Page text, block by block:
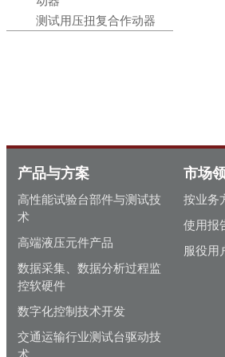
测试用压扭复合作动器
产品与方案
高性能试验台部件与测试技
术
高端液压元件产品
数据采集、数据分析过程监
控软硬件
数字化控制技术开发
交通运输行业测试台驱动技
术
市场
按业务
使用报
服役用